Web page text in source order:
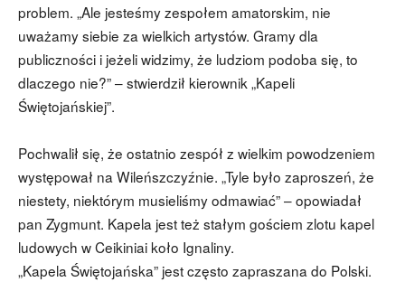
problem. „Ale jesteśmy zespołem amatorskim, nie
uważamy siebie za wielkich artystów. Gramy dla
publiczności i jeżeli widzimy, że ludziom podoba się, to
dlaczego nie?” – stwierdził kierownik „Kapeli
Świętojańskiej”.
Pochwalił się, że ostatnio zespół z wielkim powodzeniem
występował na Wileńszczyźnie. „Tyle było zaproszeń, że
niestety, niektórym musieliśmy odmawiać” – opowiadał
pan Zygmunt. Kapela jest też stałym gościem zlotu kapel
ludowych w Ceikiniai koło Ignaliny.
„Kapela Świętojańska” jest często zapraszana do Polski.